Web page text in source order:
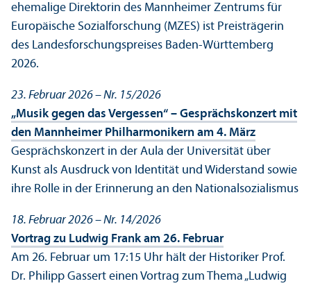
ehemalige Direktorin des Mannheimer Zentrums für
Europäische Sozialforschung (MZES) ist Preisträgerin
des Landes­forschungs­preises Baden-Württemberg
2026.
23. Februar 2026 – Nr. 15/2026
„Musik gegen das Vergessen“ – Gesprächskonzert mit
den Mannheimer Philharmonikern am 4. März
Gesprächskonzert in der Aula der Universität über
Kunst als Ausdruck von Identität und Widerstand sowie
ihre Rolle in der Erinnerung an den Nationalsozialismus
18. Februar 2026 – Nr. 14/2026
Vortrag zu Ludwig Frank am 26. Februar
Am 26. Februar um 17:15 Uhr hält der Historiker Prof.
Dr. Philipp Gassert einen Vortrag zum Thema „Ludwig